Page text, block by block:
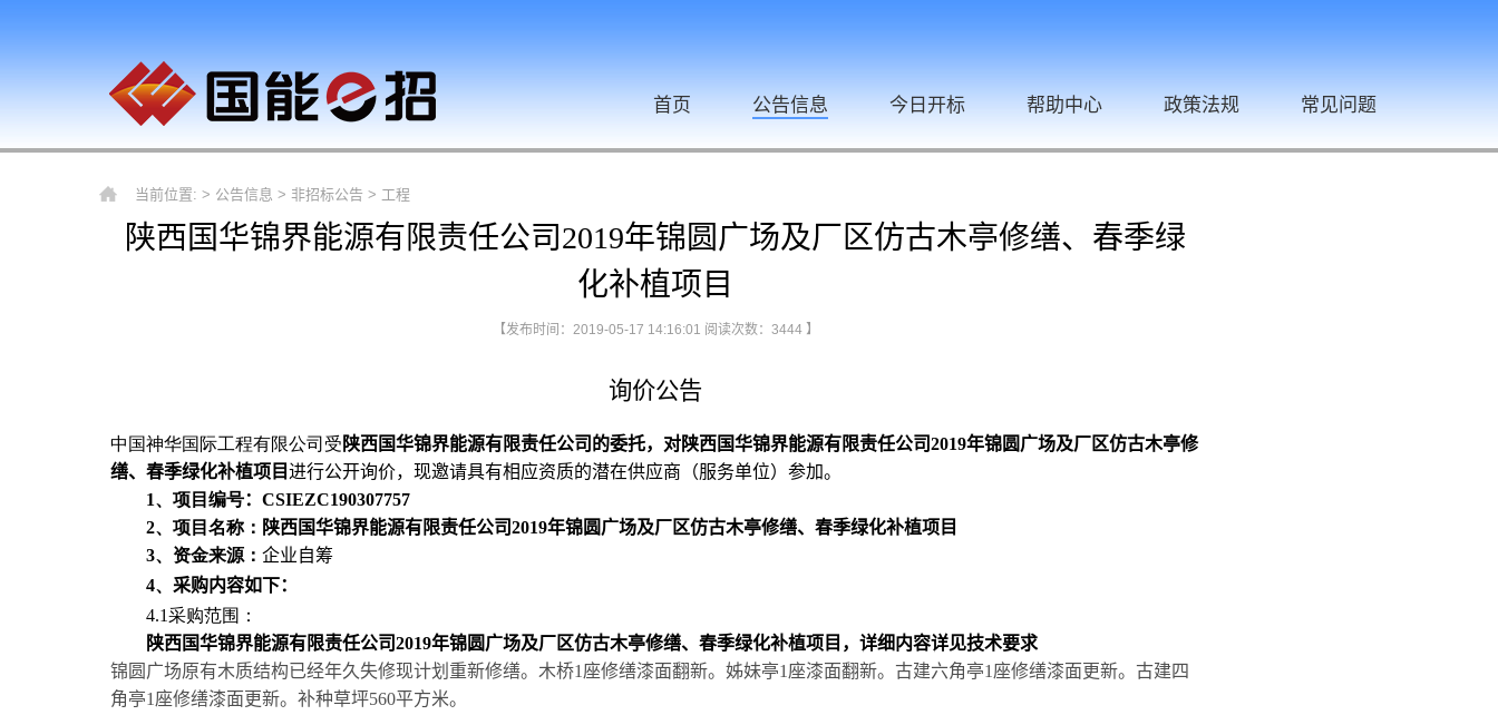
首页 公告信息 今日开标 帮助中心 政策法规 常见问题
当前位置: > 公告信息 > 非招标公告 > 工程
陕西国华锦界能源有限责任公司2019年锦圆广场及厂区仿古木亭修缮、春季绿
化补植项目
【发布时间：2019-05-17 14:16:01 阅读次数： 3444 】
询价公告
中国神华国际工程有限公司受 陕西国华锦界能源有限责任公司的委托，对陕西国华锦界能源有限责任公司2019年锦圆广场及厂区仿古木亭修
缮、春季绿化补植项目进行公开询价，现邀请具有相应资质的潜在供应商（服务单位）参加。
1、项目编号： CSIEZC190307757
2、项目名称： 陕西国华锦界能源有限责任公司2019年锦圆广场及厂区仿古木亭修缮、春季绿化补植项目
3、资金来源： 企业自筹
4、 采购内容如下：
4.1采购范围：
陕西国华锦界能源有限责任公司2019年锦圆广场及厂区仿古木亭修缮、春季绿化补植项目，详细内容详见技术要求
锦圆广场原有木质结构已经年久失修现计划重新修缮。木桥1 座修缮漆面翻新。姊妹亭1 座漆面翻新。古建六角亭1 座修缮漆面更新。古建四
角亭1 座修缮漆面更新。补种草坪560平方米。